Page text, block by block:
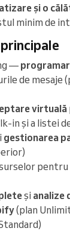
și o
minim de
—
de mesaje
virtuală
in și a listei
gestionarea
pentru
și analize
(plan